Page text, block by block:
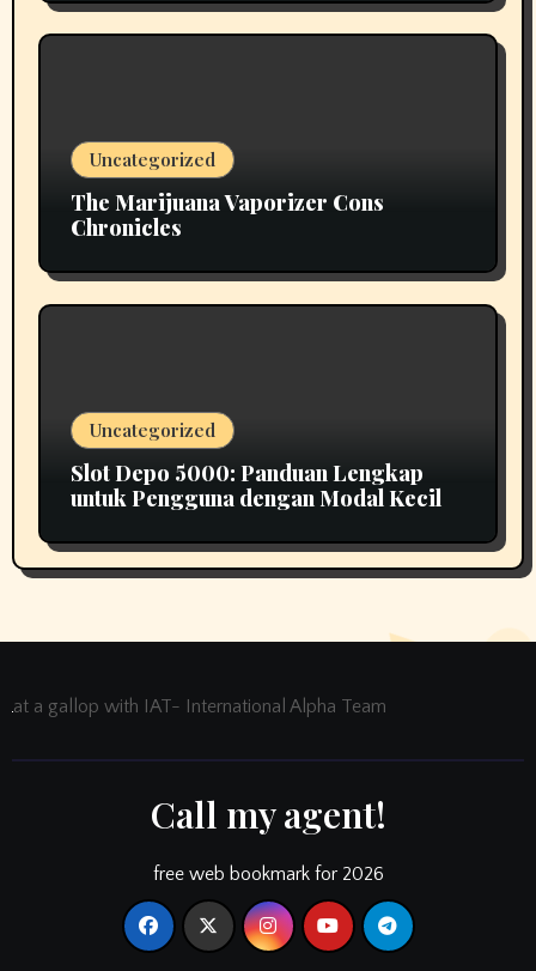
Uncategorized
The Marijuana Vaporizer Cons
Chronicles
Uncategorized
Slot Depo 5000: Panduan Lengkap
untuk Pengguna dengan Modal Kecil
at a gallop with IAT- International Alpha Team
Call my agent!
free web bookmark for 2026